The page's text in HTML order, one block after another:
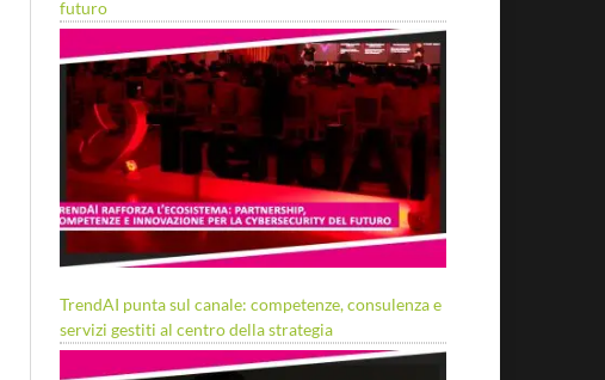
futuro
TrendAI punta sul canale: competenze, consulenza e
servizi gestiti al centro della strategia